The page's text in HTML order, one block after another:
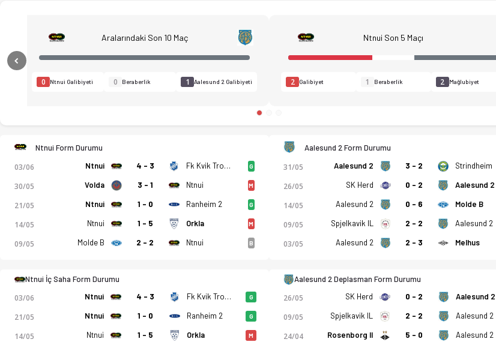
Ntnui - Aalesund 2 0-1 bitti. Gol anları, kadro, istatistikler, puan durumu ve iddaa oranları Ofsayt'ta. (13.06.2026)
Aralarındaki Son 10 Maç
0 Ntnui Galibiyeti 0 Beraberlik 1 Aalesund 2 Galibiyeti
Ntnui Son 5 Maçı
2 Galibiyet 1 Beraberlik 2 Mağlubiyet
Previous
Ntnui Form Durumu
03/06 Ntnui 4 - 3 Fk Kvik Trondheim G
30/05 Volda 3 - 1 Ntnui M
21/05 Ntnui 1 - 0 Ranheim 2 G
14/05 Ntnui 1 - 5 Orkla M
09/05 Molde B 2 - 2 Ntnui B
Aalesund 2 Form Durumu
31/05 Aalesund 2 3 - 2 Strindheim
26/05 SK Herd 0 - 2 Aalesund 2
14/05 Aalesund 2 0 - 6 Molde B
09/05 Spjelkavik IL 2 - 2 Aalesund 2
03/05 Aalesund 2 2 - 3 Melhus
Ntnui İç Saha Form Durumu
03/06 Ntnui 4 - 3 Fk Kvik Trondheim G
21/05 Ntnui 1 - 0 Ranheim 2 G
14/05 Ntnui 1 - 5 Orkla M
Aalesund 2 Deplasman Form Durumu
26/05 SK Herd 0 - 2 Aalesund 2
09/05 Spjelkavik IL 2 - 2 Aalesund 2
24/04 Rosenborg II 5 - 0 Aalesund 2